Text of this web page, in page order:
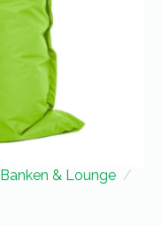
Banken & Lounge